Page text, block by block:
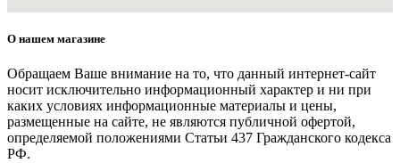
О нашем магазине
Обращаем Ваше внимание на то, что данный интернет-сайт
носит исключительно информационный характер и ни при
каких условиях информационные материалы и цены,
размещенные на сайте, не являются публичной офертой,
определяемой положениями Статьи 437 Гражданского кодекса
РФ.